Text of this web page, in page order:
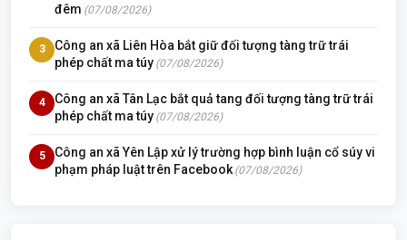
đêm (07/08/2026)
3
Công an xã Liên Hòa bắt giữ đối tượng tàng trữ trái
phép chất ma túy (07/08/2026)
4
Công an xã Tân Lạc bắt quả tang đối tượng tàng trữ trái
phép chất ma túy (07/08/2026)
5
Công an xã Yên Lập xử lý trường hợp bình luận cổ súy vi
phạm pháp luật trên Facebook (07/08/2026)